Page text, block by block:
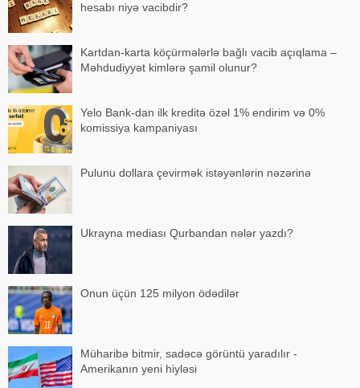
hesabı niyə vacibdir?
Kartdan-karta köçürmələrlə bağlı vacib açıqlama –
Məhdudiyyət kimlərə şamil olunur?
Yelo Bank-dan ilk kreditə özəl 1% endirim və 0%
komissiya kampaniyası
Pulunu dollara çevirmək istəyənlərin nəzərinə
Ukrayna mediası Qurbandan nələr yazdı?
Onun üçün 125 milyon ödədilər
Müharibə bitmir, sadəcə görüntü yaradılır -
Amerikanın yeni hiyləsi